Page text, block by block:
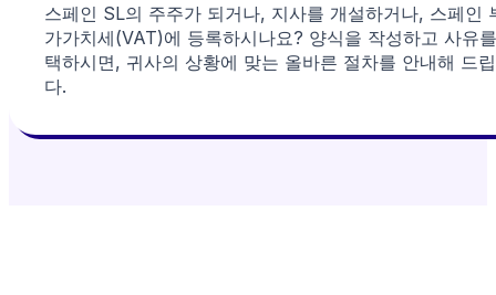
스페인 SL의 주주가 되거나, 지사를 개설하거나, 스페인
가가치세(VAT)에 등록하시나요? 양식을 작성하고 사유
택하시면, 귀사의 상황에 맞는 올바른 절차를 안내해 드
다.